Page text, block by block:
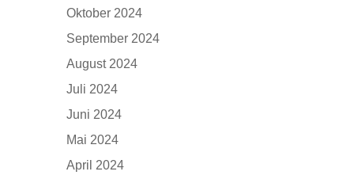
Oktober 2024
September 2024
August 2024
Juli 2024
Juni 2024
Mai 2024
April 2024